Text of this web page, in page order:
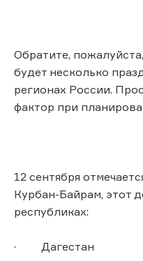
Обратите,
будет несколько
регионах России.
фактор при
12 сентября
Курбан-Байрам, этот
республиках:
· Дагестан